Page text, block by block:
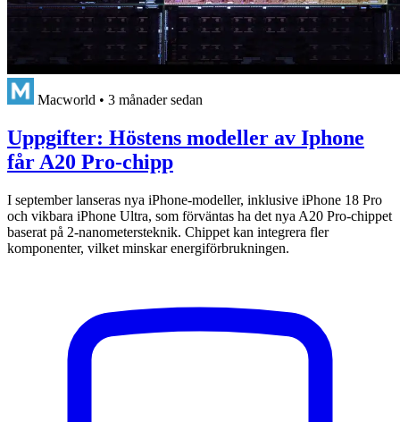
Macworld • 3 månader sedan
Uppgifter: Höstens modeller av Iphone
får A20 Pro-chipp
I september lanseras nya iPhone-modeller, inklusive iPhone 18 Pro
och vikbara iPhone Ultra, som förväntas ha det nya A20 Pro-chippet
baserat på 2-nanometersteknik. Chippet kan integrera fler
komponenter, vilket minskar energiförbrukningen.